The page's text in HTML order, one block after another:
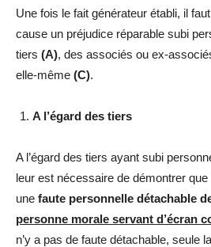
Une fois le fait générateur établi, il
cause un préjudice réparable subi
tiers (A), des associés ou ex-
elle-même (C).
A l’égard des tiers
A l’égard des tiers ayant subi
leur est nécessaire de démontrer
une faute personnelle détachable
personne morale servant d’écran
n’y a pas de faute détachable, seule